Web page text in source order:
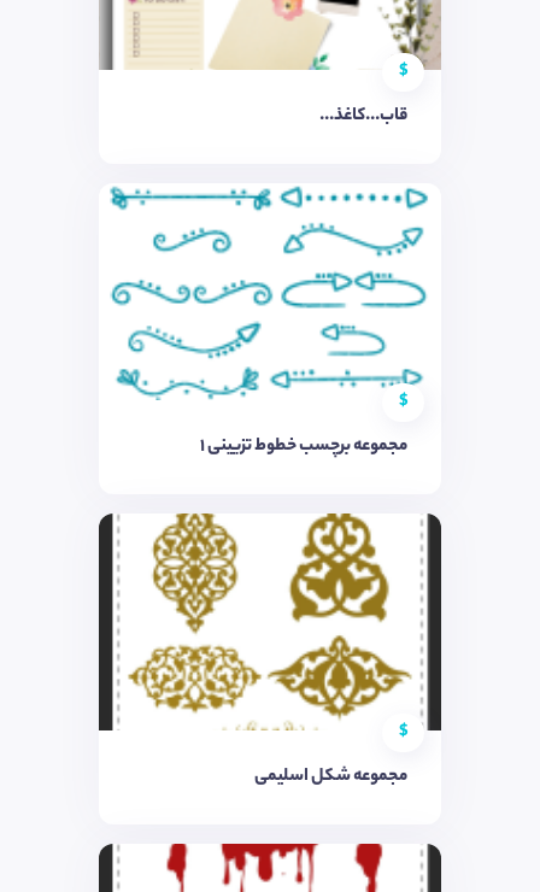
$
قاب...کاغذ...
$
مجموعه برچسب خطوط تزیینی ۱
$
مجموعه شکل اسلیمی